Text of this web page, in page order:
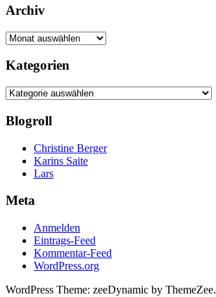
Archiv
Archiv
Kategorien
Kategorien
Blogroll
Christine Berger
Karins Saite
Lars
Meta
Anmelden
Eintrags-Feed
Kommentar-Feed
WordPress.org
WordPress Theme: zeeDynamic by ThemeZee.